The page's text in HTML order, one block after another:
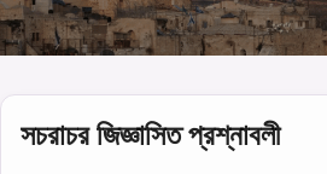
সচরাচর জিজ্ঞাসিত প্রশ্নাবলী